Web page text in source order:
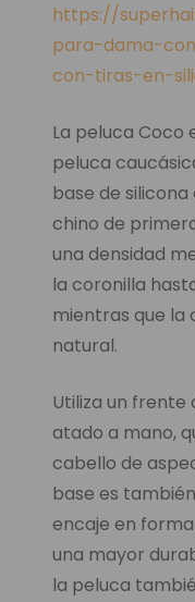
https://
para-dama-
con-tiras-en-
La peluca Coco
peluca
base de silicona
chino de
una densidad
la coronilla
mientras que la
natural.
Utiliza un frente
atado a mano,
cabello de
base es
encaje en
una mayor
la peluca